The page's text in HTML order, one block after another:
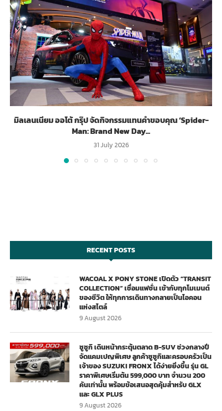
มิลเลนเนียม ออโต้ กรุ๊ป จัดกิจกรรมแทนคำขอบคุณ ‘Spider-
Man: Brand New Day...
31 July 2026
RECENT POSTS
WACOAL X PONY STONE เปิดตัว “TRANSIT
COLLECTION” เชื่อมแฟชั่น เข้ากับทุกโมเมนต์
ของชีวิต ให้ทุกการเดินทางกลายเป็นไอคอน
แห่งสไตล์
9 August 2026
ซูซูกิ เดินหน้ากระตุ้นตลาด B-SUV ช่วงกลางปี
จัดแคมเปญพิเศษ ลูกค้าซูซูกิและครอบครัวเป็น
เจ้าของ SUZUKI FRONX ได้ง่ายยิ่งขึ้น รุ่น GL
ราคาพิเศษเริ่มต้น 599,000 บาท จำนวน 200
คันเท่านั้น พร้อมข้อเสนอสุดคุ้มสำหรับ GLX
และ GLX PLUS
9 August 2026